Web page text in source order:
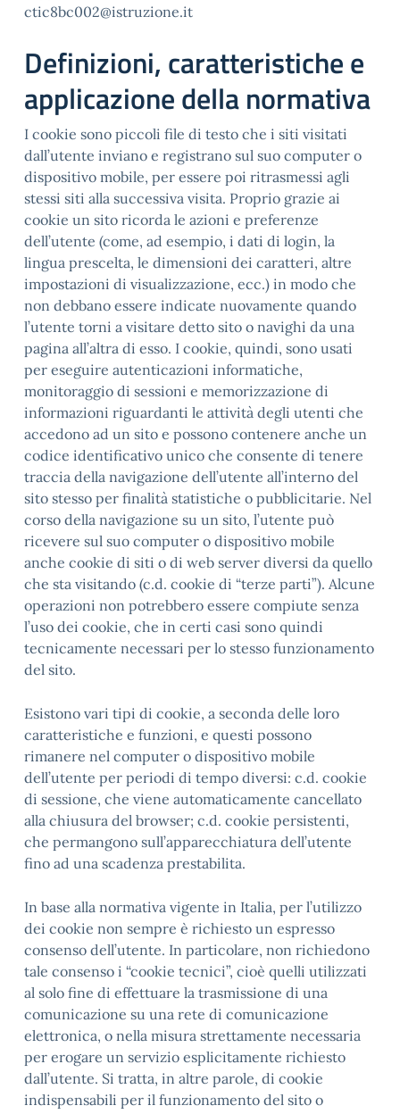
ctic8bc002@istruzione.it
Definizioni, caratteristiche e
applicazione della normativa
I cookie sono piccoli file di testo che i siti visitati
dall’utente inviano e registrano sul suo computer o
dispositivo mobile, per essere poi ritrasmessi agli
stessi siti alla successiva visita. Proprio grazie ai
cookie un sito ricorda le azioni e preferenze
dell’utente (come, ad esempio, i dati di login, la
lingua prescelta, le dimensioni dei caratteri, altre
impostazioni di visualizzazione, ecc.) in modo che
non debbano essere indicate nuovamente quando
l’utente torni a visitare detto sito o navighi da una
pagina all’altra di esso. I cookie, quindi, sono usati
per eseguire autenticazioni informatiche,
monitoraggio di sessioni e memorizzazione di
informazioni riguardanti le attività degli utenti che
accedono ad un sito e possono contenere anche un
codice identificativo unico che consente di tenere
traccia della navigazione dell’utente all’interno del
sito stesso per finalità statistiche o pubblicitarie. Nel
corso della navigazione su un sito, l’utente può
ricevere sul suo computer o dispositivo mobile
anche cookie di siti o di web server diversi da quello
che sta visitando (c.d. cookie di “terze parti”). Alcune
operazioni non potrebbero essere compiute senza
l’uso dei cookie, che in certi casi sono quindi
tecnicamente necessari per lo stesso funzionamento
del sito.
Esistono vari tipi di cookie, a seconda delle loro
caratteristiche e funzioni, e questi possono
rimanere nel computer o dispositivo mobile
dell’utente per periodi di tempo diversi: c.d. cookie
di sessione, che viene automaticamente cancellato
alla chiusura del browser; c.d. cookie persistenti,
che permangono sull’apparecchiatura dell’utente
fino ad una scadenza prestabilita.
In base alla normativa vigente in Italia, per l’utilizzo
dei cookie non sempre è richiesto un espresso
consenso dell’utente. In particolare, non richiedono
tale consenso i “cookie tecnici”, cioè quelli utilizzati
al solo fine di effettuare la trasmissione di una
comunicazione su una rete di comunicazione
elettronica, o nella misura strettamente necessaria
per erogare un servizio esplicitamente richiesto
dall’utente. Si tratta, in altre parole, di cookie
indispensabili per il funzionamento del sito o